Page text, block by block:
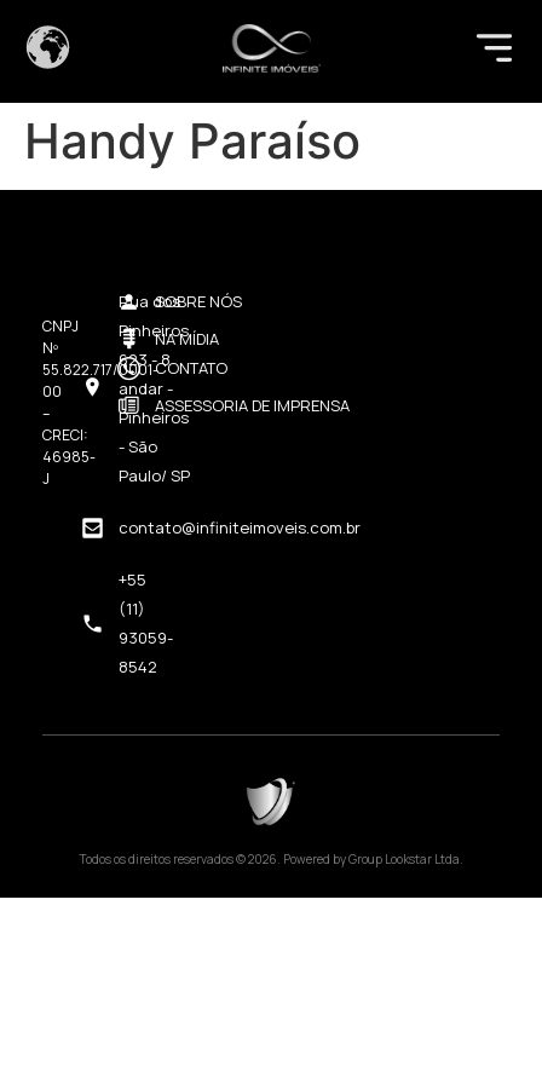
Handy Paraíso
CNPJ
Nº
55.822.717/0001-
00
–
CRECI:
46985-
J
Rua dos
Pinheiros,
623 - 8
andar -
Pinheiros
- São
Paulo/ SP
contato@infiniteimoveis.com.br
+55
(11)
93059-
8542
SOBRE NÓS
NA MÍDIA
CONTATO
ASSESSORIA DE IMPRENSA
Todos os direitos reservados © 2026. Powered by Group Lookstar Ltda.